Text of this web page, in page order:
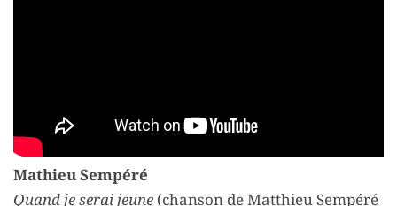
Mathieu Sempéré
Quand je serai jeune (chanson de Matthieu Sempéré